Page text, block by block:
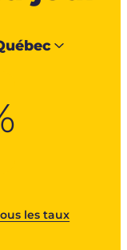
les taux